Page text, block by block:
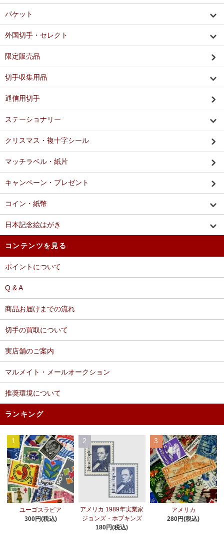
パケット
外国切手・セレクト
限定販売品
切手収集用品
通信用切手
ステーショナリー
クリスマス・複十字シール
マッチラベル・紙片
キャンペーン・プレゼント
コイン・紙幣
日本記念絵はがき
コンテンツを見る
ポイントについて
Q & A
商品お届けまでの流れ
切手の買取について
実店舗のご案内
マルメイト・メールオークション
推奨環境について
ランキング
1
ユーゴスラビア
300円(税込)
2
アメリカ 1989年実業家
ジョンズ・ホプキンズ
180円(税込)
3
アメリカ
280円(税込)